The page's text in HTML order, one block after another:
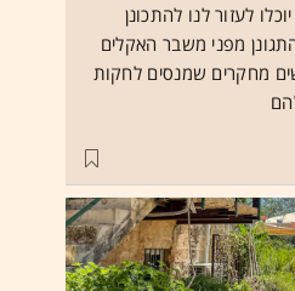
לעזור לנו להתכונן
מפני משבר האקלים
מחקרים שמנסים לחקות